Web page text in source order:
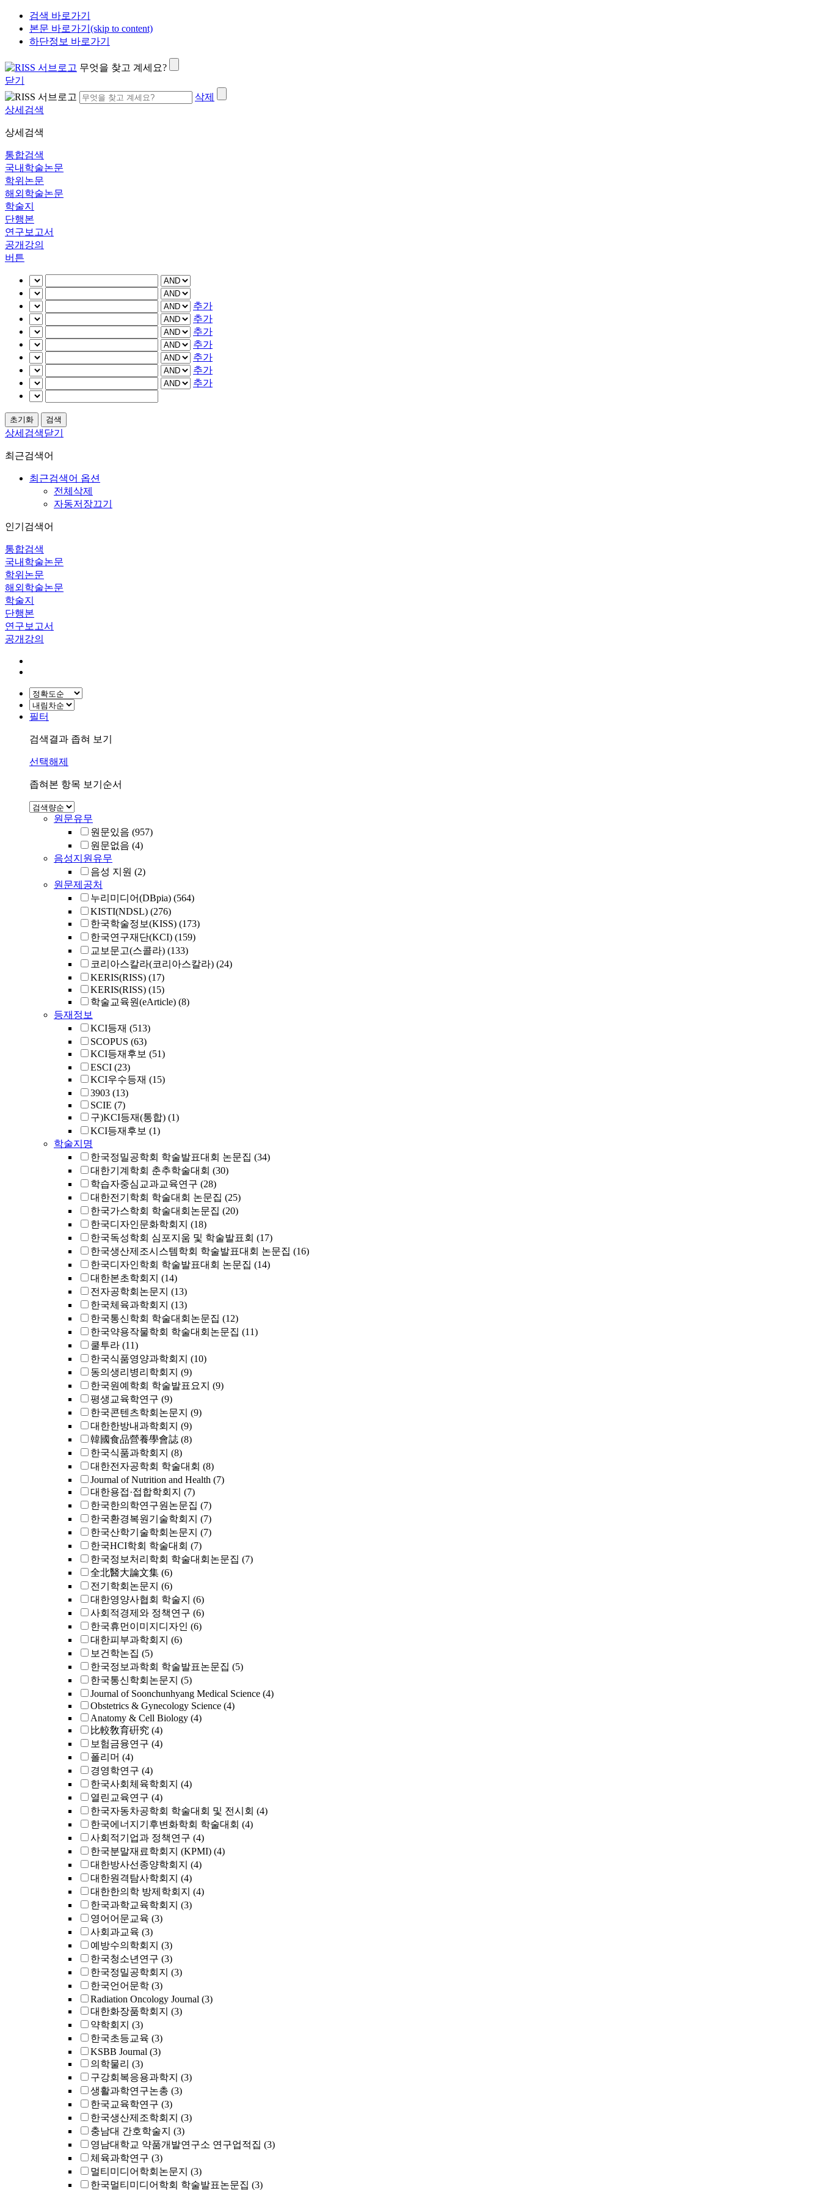
검색 바로가기
본문 바로가기(skip to content)
하단정보 바로가기
무엇을 찾고 계세요?
닫기
삭제
상세검색
상세검색
통합검색
국내학술논문
학위논문
해외학술논문
학술지
단행본
연구보고서
공개강의
버튼
추가
추가
추가
추가
추가
추가
추가
상세검색닫기
최근검색어
최근검색어 옵션
전체삭제
자동저장끄기
인기검색어
통합검색
국내학술논문
학위논문
해외학술논문
학술지
단행본
연구보고서
공개강의
필터
검색결과 좁혀 보기
선택해제
좁혀본 항목 보기순서
원문유무
원문있음 (957)
원문없음 (4)
음성지원유무
음성 지원 (2)
원문제공처
누리미디어(DBpia) (564)
KISTI(NDSL) (276)
한국학술정보(KISS) (173)
한국연구재단(KCI) (159)
교보문고(스콜라) (133)
코리아스칼라(코리아스칼라) (24)
KERIS(RISS) (17)
KERIS(RISS) (15)
학술교육원(eArticle) (8)
등재정보
KCI등재 (513)
SCOPUS (63)
KCI등재후보 (51)
ESCI (23)
KCI우수등재 (15)
3903 (13)
SCIE (7)
구)KCI등재(통합) (1)
KCI등재후보 (1)
학술지명
한국정밀공학회 학술발표대회 논문집 (34)
대한기계학회 춘추학술대회 (30)
학습자중심교과교육연구 (28)
대한전기학회 학술대회 논문집 (25)
한국가스학회 학술대회논문집 (20)
한국디자인문화학회지 (18)
한국독성학회 심포지움 및 학술발표회 (17)
한국생산제조시스템학회 학술발표대회 논문집 (16)
한국디자인학회 학술발표대회 논문집 (14)
대한본초학회지 (14)
전자공학회논문지 (13)
한국체육과학회지 (13)
한국통신학회 학술대회논문집 (12)
한국약용작물학회 학술대회논문집 (11)
쿨투라 (11)
한국식품영양과학회지 (10)
동의생리병리학회지 (9)
한국원예학회 학술발표요지 (9)
평생교육학연구 (9)
한국콘텐츠학회논문지 (9)
대한한방내과학회지 (9)
韓國食品營養學會誌 (8)
한국식품과학회지 (8)
대한전자공학회 학술대회 (8)
Journal of Nutrition and Health (7)
대한용접·접합학회지 (7)
한국한의학연구원논문집 (7)
한국환경복원기술학회지 (7)
한국산학기술학회논문지 (7)
한국HCI학회 학술대회 (7)
한국정보처리학회 학술대회논문집 (7)
全北醫大論文集 (6)
전기학회논문지 (6)
대한영양사협회 학술지 (6)
사회적경제와 정책연구 (6)
한국휴먼이미지디자인 (6)
대한피부과학회지 (6)
보건학논집 (5)
한국정보과학회 학술발표논문집 (5)
한국통신학회논문지 (5)
Journal of Soonchunhyang Medical Science (4)
Obstetrics & Gynecology Science (4)
Anatomy & Cell Biology (4)
比較敎育硏究 (4)
보험금융연구 (4)
폴리머 (4)
경영학연구 (4)
한국사회체육학회지 (4)
열린교육연구 (4)
한국자동차공학회 학술대회 및 전시회 (4)
한국에너지기후변화학회 학술대회 (4)
사회적기업과 정책연구 (4)
한국분말재료학회지 (KPMI) (4)
대한방사선종양학회지 (4)
대한원격탐사학회지 (4)
대한한의학 방제학회지 (4)
한국과학교육학회지 (3)
영어어문교육 (3)
사회과교육 (3)
예방수의학회지 (3)
한국청소년연구 (3)
한국정밀공학회지 (3)
한국언어문학 (3)
Radiation Oncology Journal (3)
대한화장품학회지 (3)
약학회지 (3)
한국초등교육 (3)
KSBB Journal (3)
의학물리 (3)
구강회복응용과학지 (3)
생활과학연구논총 (3)
한국교육학연구 (3)
한국생산제조학회지 (3)
충남대 간호학술지 (3)
영남대학교 약품개발연구소 연구업적집 (3)
체육과학연구 (3)
멀티미디어학회논문지 (3)
한국멀티미디어학회 학술발표논문집 (3)